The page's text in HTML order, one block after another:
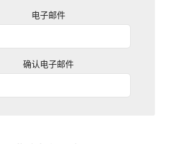
电子邮件
确认电子邮件